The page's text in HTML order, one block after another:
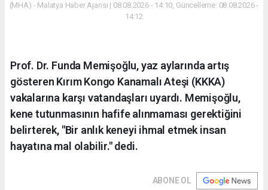
(MHA) - Malatya Haber Ajansı | 08.08.2026 - 14:10, Güncelleme: 08.08.2026 -
14:12
Prof. Dr. Funda Memişoğlu, yaz aylarında artış
gösteren Kırım Kongo Kanamalı Ateşi (KKKA)
vakalarına karşı vatandaşları uyardı. Memişoğlu,
kene tutunmasının hafife alınmaması gerektiğini
belirterek, "Bir anlık keneyi ihmal etmek insan
hayatına mal olabilir." dedi.
ABONE OL